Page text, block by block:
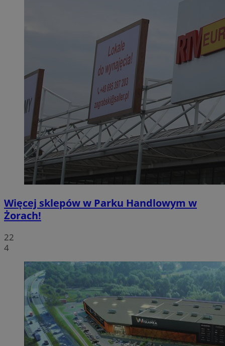
Więcej sklepów w Parku Handlowym w
Żorach!
22
4